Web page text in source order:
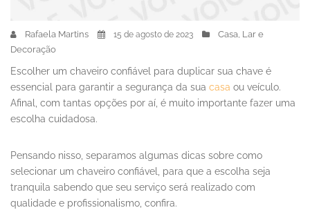
Rafaela Martins 15 de agosto de 2023
Casa, Lar e
Decoração
Escolher um chaveiro confiável para duplicar sua chave é
essencial para garantir a segurança da sua casa ou veículo.
Afinal, com tantas opções por aí, é muito importante fazer uma
escolha cuidadosa.
Pensando nisso, separamos algumas dicas sobre como
selecionar um chaveiro confiável, para que a escolha seja
tranquila sabendo que seu serviço será realizado com
qualidade e profissionalismo, confira.